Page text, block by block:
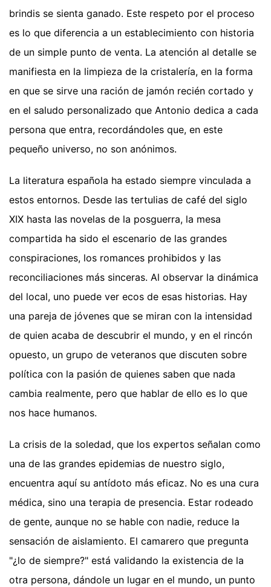
brindis se sienta ganado. Este respeto por el proceso
es lo que diferencia a un establecimiento con historia
de un simple punto de venta. La atención al detalle se
manifiesta en la limpieza de la cristalería, en la forma
en que se sirve una ración de jamón recién cortado y
en el saludo personalizado que Antonio dedica a cada
persona que entra, recordándoles que, en este
pequeño universo, no son anónimos.
La literatura española ha estado siempre vinculada a
estos entornos. Desde las tertulias de café del siglo
XIX hasta las novelas de la posguerra, la mesa
compartida ha sido el escenario de las grandes
conspiraciones, los romances prohibidos y las
reconciliaciones más sinceras. Al observar la dinámica
del local, uno puede ver ecos de esas historias. Hay
una pareja de jóvenes que se miran con la intensidad
de quien acaba de descubrir el mundo, y en el rincón
opuesto, un grupo de veteranos que discuten sobre
política con la pasión de quienes saben que nada
cambia realmente, pero que hablar de ello es lo que
nos hace humanos.
La crisis de la soledad, que los expertos señalan como
una de las grandes epidemias de nuestro siglo,
encuentra aquí su antídoto más eficaz. No es una cura
médica, sino una terapia de presencia. Estar rodeado
de gente, aunque no se hable con nadie, reduce la
sensación de aislamiento. El camarero que pregunta
"¿lo de siempre?" está validando la existencia de la
otra persona, dándole un lugar en el mundo, un punto